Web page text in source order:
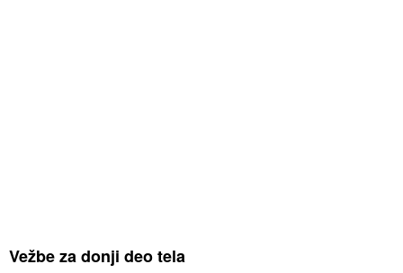
Vežbe za donji deo tela